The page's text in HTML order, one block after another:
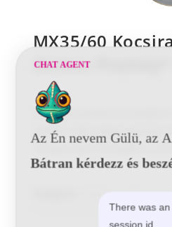
MX35/60
Airless Pisztoly*
A magasnyomású pumpákra
A Binks halk magasnyomású
minden Ipari szereplőt ki tud
Magasnyomású
Airless/AAA pisztolyokkal
CHAT AGENT
Az Én nevem Gülü, az
Bátran kérdezz és
There was
session id.